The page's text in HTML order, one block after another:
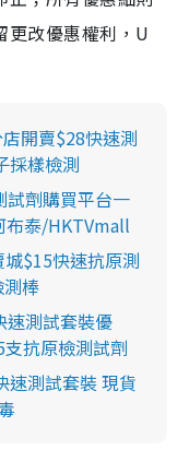
更改優惠權利，U
開賣$28快速測
採樣檢測
試劑購買平台一
布泰/HKTVmall
城$15快速抗原測
棒
速測試套裝優
抗原檢測試劑
速測試套裝 現貨